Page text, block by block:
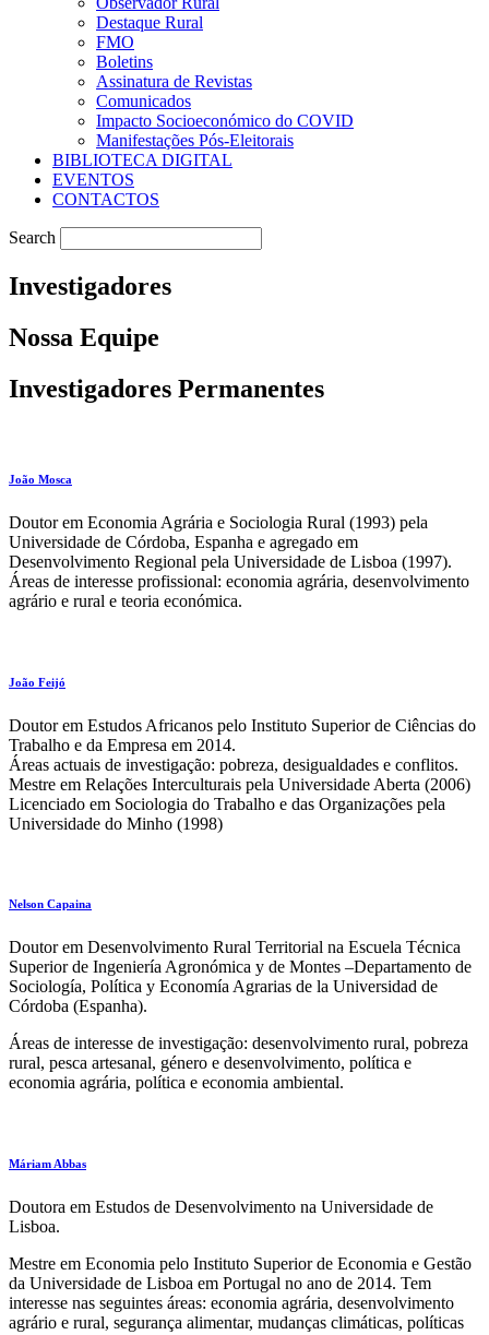
Destaque Rural
FMO
Boletins
Assinatura de Revistas
Comunicados
Impacto Socioeconómico do COVID
Manifestações Pós-Eleitorais
BIBLIOTECA DIGITAL
EVENTOS
CONTACTOS
Search
Investigadores
Nossa Equipe
Investigadores Permanentes
João Mosca
Doutor em Economia Agrária e Sociologia Rural (1993) pela
Universidade de Córdoba, Espanha e agregado em
Desenvolvimento Regional pela Universidade de Lisboa (1997).
Áreas de interesse profissional: economia agrária, desenvolvimento
agrário e rural e teoria económica.
João Feijó
Doutor em Estudos Africanos pelo Instituto Superior de Ciências do
Trabalho e da Empresa em 2014.
Áreas actuais de investigação: pobreza, desigualdades e conflitos.
Mestre em Relações Interculturais pela Universidade Aberta (2006)
Licenciado em Sociologia do Trabalho e das Organizações pela
Universidade do Minho (1998)
Nelson Capaina
Doutor em Desenvolvimento Rural Territorial na Escuela Técnica
Superior de Ingeniería Agronómica y de Montes –Departamento de
Sociología, Política y Economía Agrarias de la Universidad de
Córdoba (Espanha).
Áreas de interesse de investigação: desenvolvimento rural, pobreza
rural, pesca artesanal, género e desenvolvimento, política e
economia agrária, política e economia ambiental.
Máriam Abbas
Doutora em Estudos de Desenvolvimento na Universidade de
Lisboa.
Mestre em Economia pelo Instituto Superior de Economia e Gestão
da Universidade de Lisboa em Portugal no ano de 2014. Tem
interesse nas seguintes áreas: economia agrária, desenvolvimento
agrário e rural, segurança alimentar, mudanças climáticas, políticas